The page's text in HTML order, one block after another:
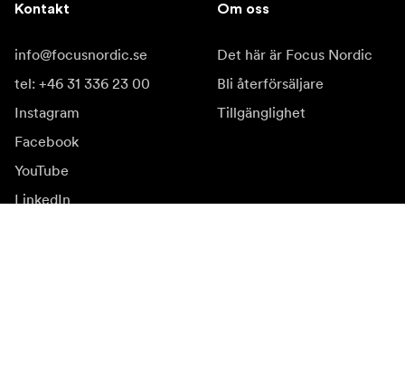
Kontakt
info@focusnordic.se
tel: +46 31 336 23 00
Instagram
Facebook
YouTube
LinkedIn
Om oss
Det här är Focus Nordic
Bli återförsäljare
Tillgänglighet